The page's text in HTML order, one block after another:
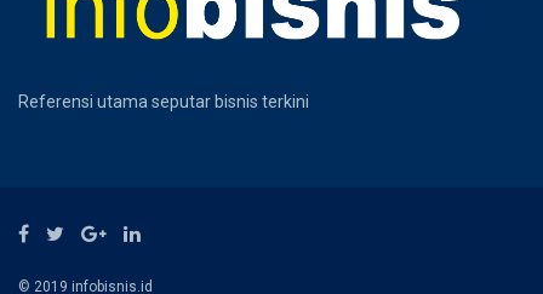
Referensi utama seputar bisnis terkini
© 2019 infobisnis.id